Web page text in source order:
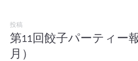
投稿
第11回餃子パーティー
月）